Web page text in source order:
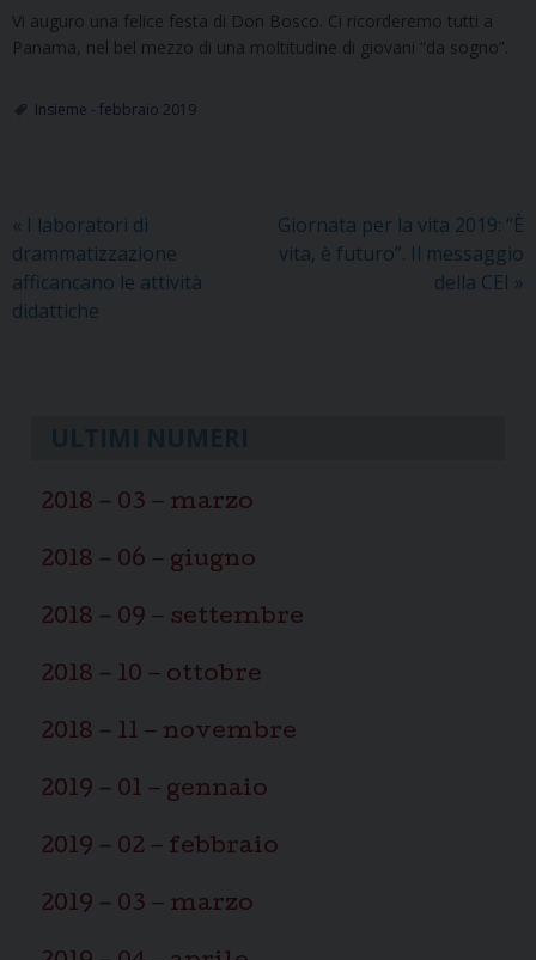
Vi auguro una felice festa di Don Bosco. Ci ricorderemo tutti a
Panama, nel bel mezzo di una moltitudine di giovani “da sogno”.
Insieme - febbraio 2019
« I laboratori di
drammatizzazione
afficancano le attività
didattiche
Giornata per la vita 2019: “È
vita, è futuro”. Il messaggio
della CEI »
2018 – 03 – marzo
2018 – 06 – giugno
2018 – 09 – settembre
2018 – 10 – ottobre
2018 – 11 – novembre
2019 – 01 – gennaio
2019 – 02 – febbraio
2019 – 03 – marzo